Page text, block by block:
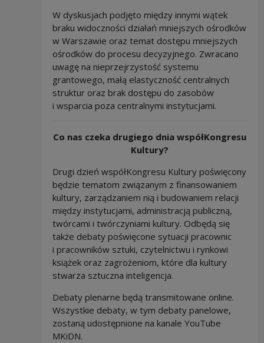
W dyskusjach podjęto między innymi wątek
braku widoczności działań mniejszych ośrodków
w Warszawie oraz temat dostępu mniejszych
ośrodków do procesu decyzyjnego. Zwracano
uwagę na nieprzejrzystość systemu
grantowego, małą elastyczność centralnych
struktur oraz brak dostępu do zasobów
i wsparcia poza centralnymi instytucjami.
Co nas czeka drugiego dnia współKongresu
Kultury?
Drugi dzień współKongresu Kultury poświęcony
będzie tematom związanym z finansowaniem
kultury, zarządzaniem nią i budowaniem relacji
między instytucjami, administracją publiczną,
twórcami i twórczyniami kultury. Odbędą się
także debaty poświęcone sytuacji pracownic
i pracowników sztuki, czytelnictwu i rynkowi
książek oraz zagrożeniom, które dla kultury
stwarza sztuczna inteligencja.
Debaty plenarne będą transmitowane online.
Wszystkie debaty, w tym debaty panelowe,
zostaną udostępnione na kanale YouTube
MKiDN.